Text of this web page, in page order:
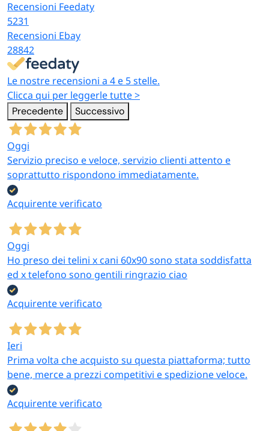
Recensioni Feedaty
5231
Recensioni Ebay
28842
Le nostre recensioni a 4 e 5 stelle.
Clicca qui per leggerle tutte >
Precedente Successivo
Oggi
Servizio preciso e veloce, servizio clienti attento e
soprattutto rispondono immediatamente.
Acquirente verificato
Oggi
Ho preso dei telini x cani 60x90 sono stata soddisfatta
ed x telefono sono gentili ringrazio ciao
Acquirente verificato
Ieri
Prima volta che acquisto su questa piattaforma; tutto
bene, merce a prezzi competitivi e spedizione veloce.
Acquirente verificato